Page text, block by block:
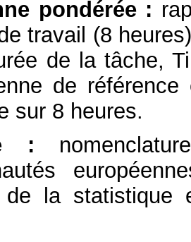
pondérée :
travail (8
de la tâche,
de
sur 8 heures.
:
de la statistique